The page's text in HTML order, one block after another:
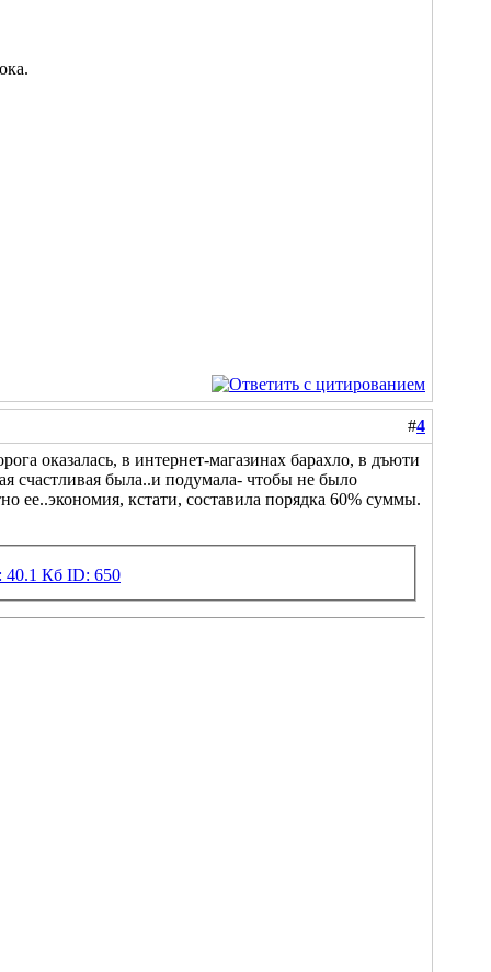
#4
оказалась, в интернет-магазинах барахло, в дъюти
счастливая была..и подумала- чтобы не было
ее..экономия, кстати, составила порядка 60% суммы.